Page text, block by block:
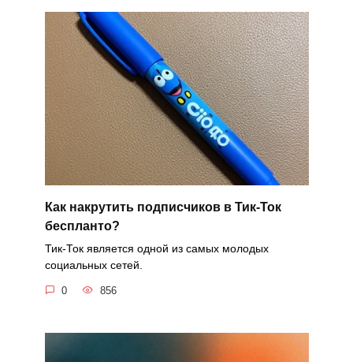
Как накрутить подписчиков в Тик-Ток
беспланто?
Тик-Ток является одной из самых молодых
социальных сетей.
0 856